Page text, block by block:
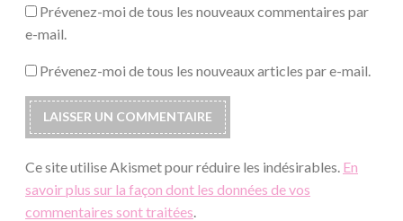
Prévenez-moi de tous les nouveaux commentaires par
e-mail.
Prévenez-moi de tous les nouveaux articles par e-mail.
Ce site utilise Akismet pour réduire les indésirables. En
savoir plus sur la façon dont les données de vos
commentaires sont traitées